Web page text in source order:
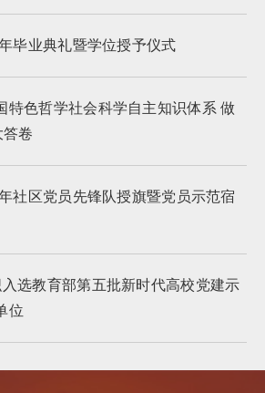
毕业典礼暨学位授予仪式
特色哲学社会科学自主知识体系 做
答卷
社区党员先锋队授旗暨党员示范宿
选教育部第五批新时代高校党建示
位